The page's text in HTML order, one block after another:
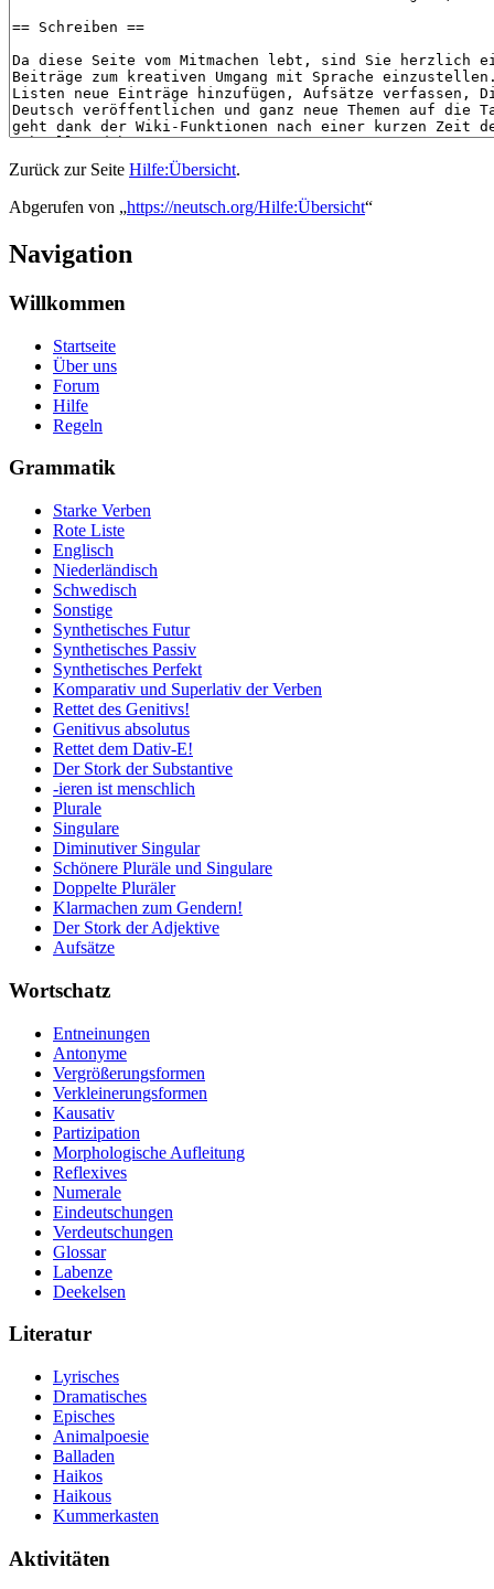
Zurück zur Seite Hilfe:Übersicht.
Abgerufen von „https://neutsch.org/Hilfe:Übersicht“
Navigation
Willkommen
Startseite
Über uns
Forum
Hilfe
Regeln
Grammatik
Starke Verben
Rote Liste
Englisch
Niederländisch
Schwedisch
Sonstige
Synthetisches Futur
Synthetisches Passiv
Synthetisches Perfekt
Komparativ und Superlativ der Verben
Rettet des Genitivs!
Genitivus absolutus
Rettet dem Dativ-E!
Der Stork der Substantive
-ieren ist menschlich
Plurale
Singulare
Diminutiver Singular
Schönere Pluräle und Singulare
Doppelte Pluräler
Klarmachen zum Gendern!
Der Stork der Adjektive
Aufsätze
Wortschatz
Entneinungen
Antonyme
Vergrößerungsformen
Verkleinerungsformen
Kausativ
Partizipation
Morphologische Aufleitung
Reflexives
Numerale
Eindeutschungen
Verdeutschungen
Glossar
Labenze
Deekelsen
Literatur
Lyrisches
Dramatisches
Episches
Animalpoesie
Balladen
Haikos
Haikous
Kummerkasten
Aktivitäten